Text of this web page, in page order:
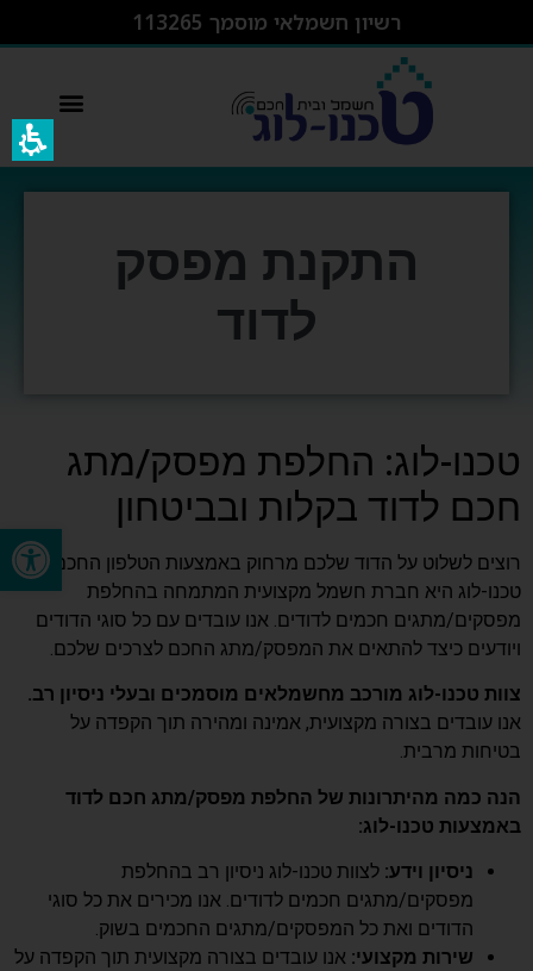
פתח סרגל נגישות
רשיון חשמלאי מוסמך 113265
התקנת מפסק
לדוד
טכנו-לוג: החלפת מפסק/מתג
חכם לדוד בקלות ובביטחון
רוצים לשלוט על הדוד שלכם מרחוק באמצעות הטלפון החכם?
טכנו-לוג היא חברת חשמל מקצועית המתמחה בהחלפת
מפסקים/מתגים חכמים לדודים. אנו עובדים עם כל סוגי הדודים
ויודעים כיצד להתאים את המפסק/מתג החכם לצרכים שלכם.
צוות טכנו-לוג מורכב מחשמלאים מוסמכים ובעלי ניסיון רב.
אנו עובדים בצורה מקצועית, אמינה ומהירה תוך הקפדה על
בטיחות מרבית.
הנה כמה מהיתרונות של החלפת מפסק/מתג חכם לדוד
באמצעות טכנו-לוג:
ניסיון וידע: לצוות טכנו-לוג ניסיון רב בהחלפת
מפסקים/מתגים חכמים לדודים. אנו מכירים את כל סוגי
הדודים ואת כל המפסקים/מתגים החכמים בשוק.
שירות מקצועי: אנו עובדים בצורה מקצועית תוך הקפדה על